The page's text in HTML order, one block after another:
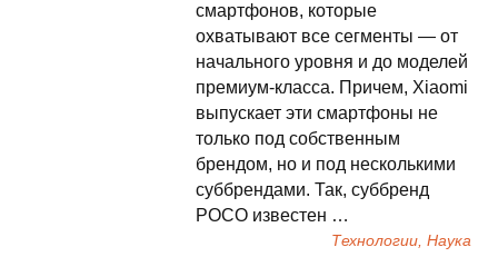
смартфонов, которые
охватывают все сегменты — от
начального уровня и до моделей
премиум-класса. Причем, Xiaomi
выпускает эти смартфоны не
только под собственным
брендом, но и под несколькими
суббрендами. Так, суббренд
POCO известен …
Технологии, Наука